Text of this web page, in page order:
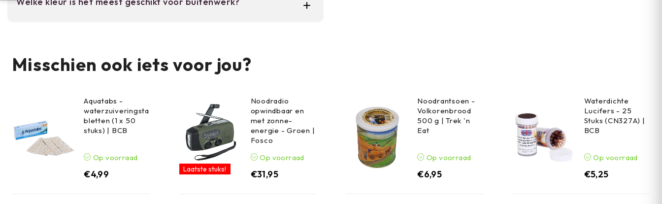
gebruik uit. Vermijd het ombuigen van de spiraal zelf.
Misschien ook iets voor jou?
Aquatabs -
waterzuiveringsta
bletten (1 x 50
stuks) | BCB
Op voorraad
€4,99 Laatste stuks!
Noodradio
opwindbaar en
met zonne-
energie - Groen |
Fosco
Op voorraad
€31,95
Noodrantsoen -
Volkorenbrood
500 g | Trek 'n
Eat
Op voorraad
€6,95
Waterdichte
Lucifers - 25
Stuks (CN327A) |
BCB
Op voorraad
€5,25